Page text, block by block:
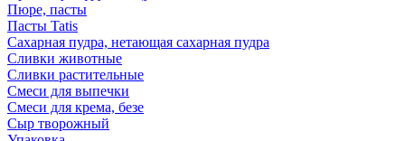
Пюре, пасты
Пасты Tatis
Сахарная пудра, нетающая сахарная пудра
Сливки животные
Сливки растительные
Смеси для выпечки
Смеси для крема, безе
Сыр творожный